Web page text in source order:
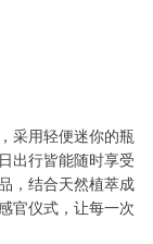
采用轻便迷你的瓶
出行皆能随时享受
，结合天然植萃成
官仪式，让每一次